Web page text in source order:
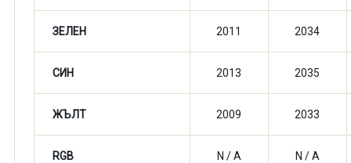
ЗЕЛЕН 2011 2034
СИН 2013 2035
ЖЪЛТ 2009 2033
RGB N / A N / A